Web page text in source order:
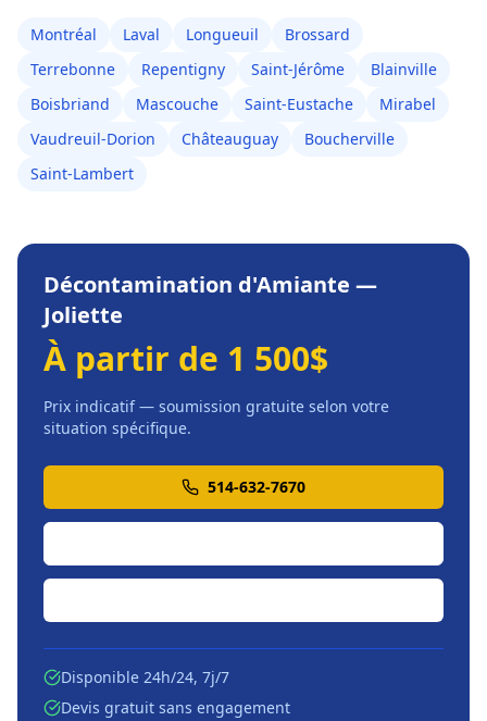
Montréal Laval Longueuil
Brossard
Terrebonne
Repentigny Saint-Jérôme
Blainville
Boisbriand
Mascouche Saint-Eustache
Mirabel
Vaudreuil-Dorion
Châteauguay
Boucherville
Saint-Lambert
Décontamination d'Amiante —
Joliette
À partir de 1 500$
Prix indicatif — soumission gratuite selon votre
situation spécifique.
514-632-7670
Disponible 24h/24, 7j/7
Devis gratuit sans engagement